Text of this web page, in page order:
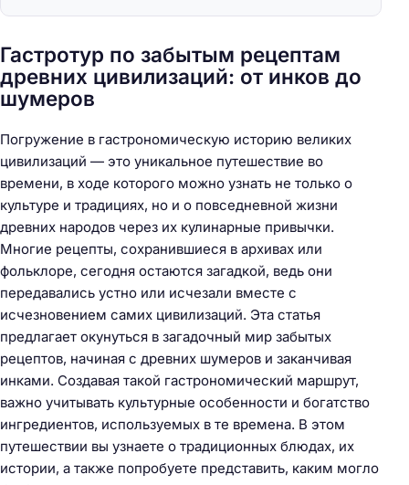
Гастротур по забытым рецептам
древних цивилизаций: от инков до
шумеров
Погружение в гастрономическую историю великих
цивилизаций — это уникальное путешествие во
времени, в ходе которого можно узнать не только о
культуре и традициях, но и о повседневной жизни
древних народов через их кулинарные привычки.
Многие рецепты, сохранившиеся в архивах или
фольклоре, сегодня остаются загадкой, ведь они
передавались устно или исчезали вместе с
исчезновением самих цивилизаций. Эта статья
предлагает окунуться в загадочный мир забытых
рецептов, начиная с древних шумеров и заканчивая
инками. Создавая такой гастрономический маршрут,
важно учитывать культурные особенности и богатство
ингредиентов, используемых в те времена. В этом
путешествии вы узнаете о традиционных блюдах, их
истории, а также попробуете представить, каким могло